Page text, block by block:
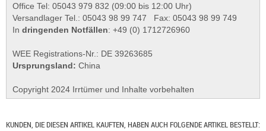
Office Tel: 05043 979 832 (09:00 bis 12:00 Uhr)
Versandlager Tel.: 05043 98 99 747 Fax: 05043 98 99 749
In dringenden Notfällen: +49 (0) 1712726960
WEE Registrations-Nr.: DE 39263685
Ursprungsland: China
Copyright 2024 Irrtümer und Inhalte vorbehalten
KUNDEN, DIE DIESEN ARTIKEL KAUFTEN, HABEN AUCH FOLGENDE ARTIKEL BESTELLT: